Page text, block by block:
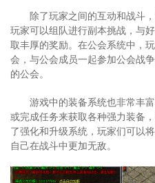
除了玩家之间的互动和战斗
玩家可以组队进行副本挑战，与
取丰厚的奖励。在公会系统中，
会，与公会成员一起参加公会战
的公会。
游戏中的装备系统也非常丰
或完成任务来获取各种强力装备
了强化和升级系统，玩家们可以
自己在战斗中更加无敌。